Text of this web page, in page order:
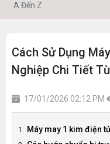
A Đến Z
Cách Sử Dụng
Nghiệp Chi Tiết
17/01/2026 02:12 PM
Máy may 1 kim điện